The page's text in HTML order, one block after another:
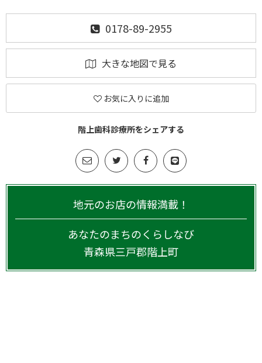
0178-89-2955
大きな地図で見る
お気に入りに追加
階上歯科診療所をシェアする
地元のお店の情報満載！
あなたのまちのくらしなび
青森県三戸郡階上町